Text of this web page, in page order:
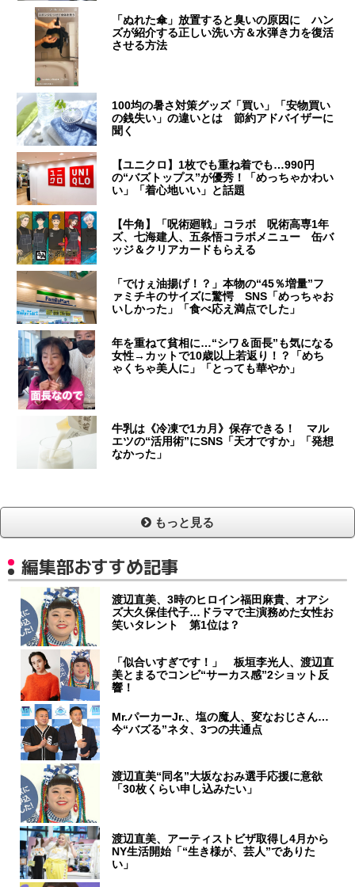
「ぬれた傘」放置すると臭いの原因に ハン
ズが紹介する正しい洗い方＆水弾き力を復活
させる方法
100均の暑さ対策グッズ「買い」「安物買い
の銭失い」の違いとは 節約アドバイザーに
聞く
【ユニクロ】1枚でも重ね着でも…990円
の“バズトップス”が優秀！「めっちゃかわい
い」「着心地いい」と話題
【牛角】「呪術廻戦」コラボ 呪術高専1年
ズ、七海建人、五条悟コラボメニュー 缶バ
ッジ＆クリアカードもらえる
「でけぇ油揚げ！？」本物の“45％増量”フ
ァミチキのサイズに驚愕 SNS「めっちゃお
いしかった」「食べ応え満点でした」
年を重ねて貧相に…“シワ＆面長”も気になる
女性→カットで10歳以上若返り！？「めち
ゃくちゃ美人に」「とっても華やか」
牛乳は《冷凍で1カ月》保存できる！ マル
エツの“活用術”にSNS「天才ですか」「発想
なかった」
もっと見る
編集部おすすめ記事
渡辺直美、3時のヒロイン福田麻貴、オアシ
ズ大久保佳代子…ドラマで主演務めた女性お
笑いタレント 第1位は？
「似合いすぎです！」 板垣李光人、渡辺直
美とまるでコンビ“サーカス感”2ショット反
響！
Mr.パーカーJr.、塩の魔人、変なおじさん…
今“バズる”ネタ、3つの共通点
渡辺直美“同名”大坂なおみ選手応援に意欲
「30枚くらい申し込みたい」
渡辺直美、アーティストビザ取得し4月から
NY生活開始「“生き様が、芸人”でありた
い」